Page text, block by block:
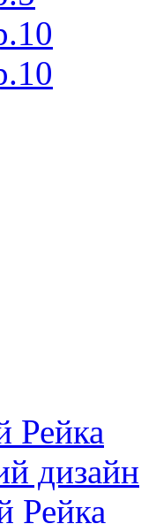
Рейка
дизайн
Рейка